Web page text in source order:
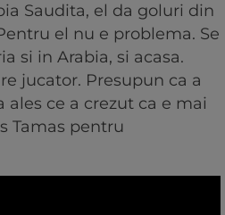
Saudita, el da goluri din
el nu e problema. Se
si in Arabia, si acasa.
jucator. Presupun ca a
ales ce a crezut ca e mai
Tamas pentru